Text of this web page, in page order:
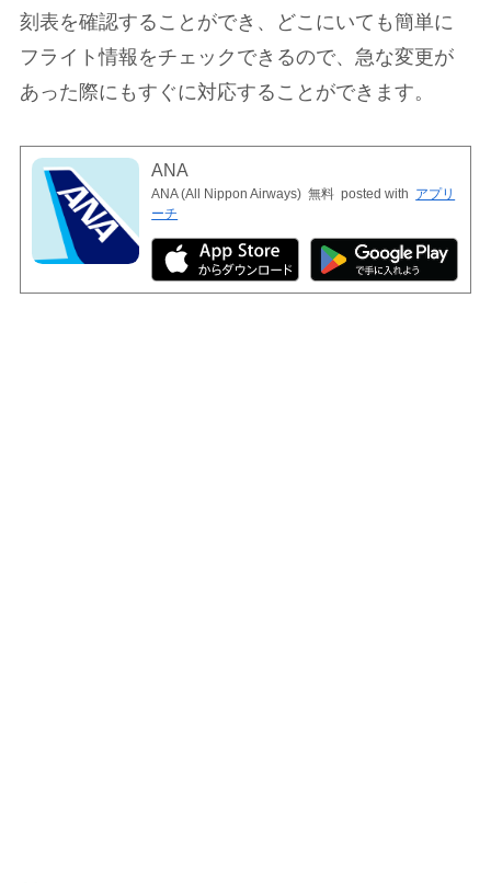
刻表を確認することができ、どこにいても簡単に
フライト情報をチェックできるので、急な変更が
あった際にもすぐに対応することができます。
ANA
ANA (All Nippon Airways) 無料 posted with アプリ
ーチ